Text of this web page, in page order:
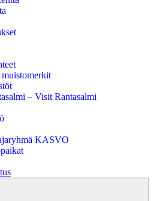
– Visit Rantasalmi
KASVO